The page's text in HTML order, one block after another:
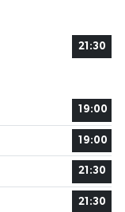
21:30
19:00
19:00
21:30
21:30